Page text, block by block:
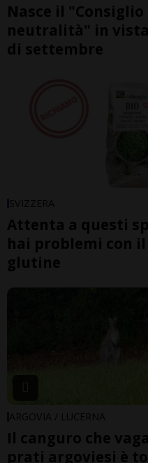
Nasce il
neutralità" in
di settembre
SVIZZERA
Attenta a questi
hai problemi con
glutine
ARGOVIA / LUCERNA
Il canguro che
prati argoviesi è